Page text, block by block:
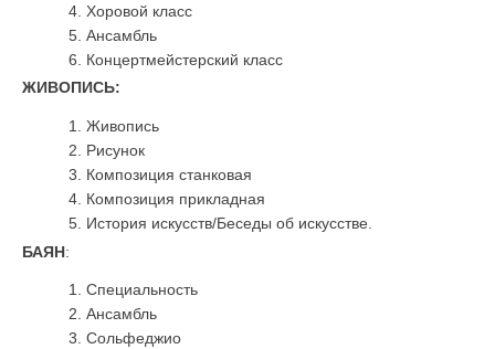
Хоровой класс
Ансамбль
Концертмейстерский класс
ЖИВОПИСЬ:
Живопись
Рисунок
Композиция станковая
Композиция прикладная
История искусств/Беседы об искусстве.
БАЯН:
Специальность
Ансамбль
Сольфеджио